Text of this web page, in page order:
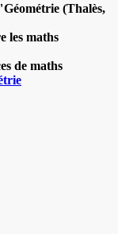
(Thalès,
les maths
de maths